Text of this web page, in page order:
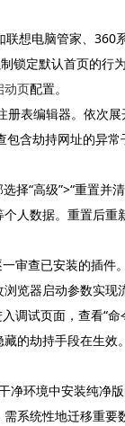
想电脑管家、360
锁定默认首页的行
动页配置。
表编辑器。依次展
包含劫持网址的异
“高级”>“重置并
人数据。重置后
查已安装的插件
览器启动参数实现
试页面，查看“
的劫持手段在生
环境中安装纯净
系统性地迁移重要